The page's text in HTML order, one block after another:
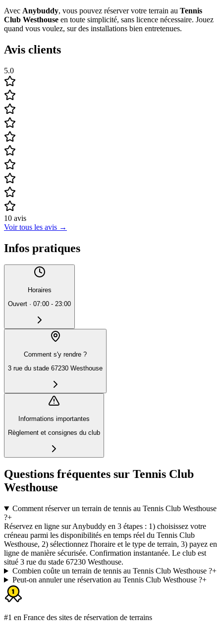
Avec Anybuddy, vous pouvez réserver votre terrain au Tennis
Club Westhouse en toute simplicité, sans licence nécessaire. Jouez
quand vous voulez, sur des installations bien entretenues.
Avis clients
5.0
10 avis
Voir tous les avis →
Infos pratiques
Horaires
Ouvert · 07:00 - 23:00
Comment s'y rendre ?
3 rue du stade 67230 Westhouse
Informations importantes
Règlement et consignes du club
Questions fréquentes sur Tennis Club
Westhouse
Comment réserver un terrain de tennis au Tennis Club Westhouse
?+
Réservez en ligne sur Anybuddy en 3 étapes : 1) choisissez votre
créneau parmi les disponibilités en temps réel du Tennis Club
Westhouse, 2) sélectionnez l'horaire et le type de terrain, 3) payez en
ligne de manière sécurisée. Confirmation instantanée. Le club est
situé 3 rue du stade 67230 Westhouse.
Combien coûte un terrain de tennis au Tennis Club Westhouse ?+
Peut-on annuler une réservation au Tennis Club Westhouse ?+
#1 en France des sites de réservation de terrains